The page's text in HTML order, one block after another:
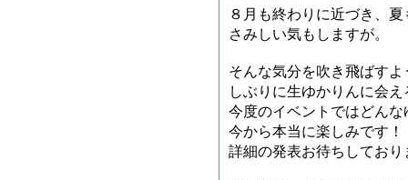
８月も終わりに近づき、
さみしい気もしますが。
そんな気分を吹き飛ばす
しぶりに生ゆかりんに会
今度のイベントではどん
今から本当に楽しみです！
詳細の発表お待ちしており